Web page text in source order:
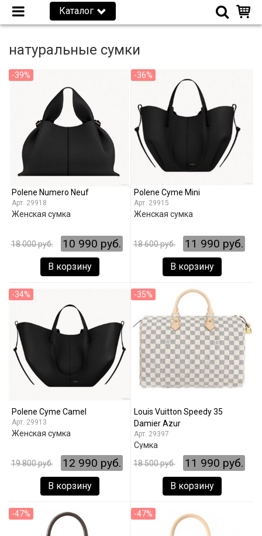
Каталог
натуральные сумки
-39%
Polene Numero Neuf
29918
Женская сумка
18 000 руб. 10 990 руб.
В корзину
-36%
Polene Cyme Mini
29915
Женская сумка
18 600 руб. 11 990 руб.
В корзину
-34%
Polene Cyme Camel
29913
Женская сумка
19 800 руб. 12 990 руб.
В корзину
-35%
Louis Vuitton Speedy 35
Damier Azur
29397
Сумка
18 500 руб.
11 990 руб.
В корзину
-47% -47%